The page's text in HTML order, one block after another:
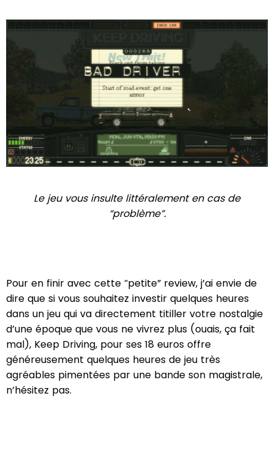
Le jeu vous insulte littéralement en cas de
“problème”.
Pour en finir avec cette “petite” review, j’ai envie de
dire que si vous souhaitez investir quelques heures
dans un jeu qui va directement titiller votre nostalgie
d’une époque que vous ne vivrez plus (ouais, ça fait
mal), Keep Driving, pour ses 18 euros offre
généreusement quelques heures de jeu très
agréables pimentées par une bande son magistrale,
n’hésitez pas.